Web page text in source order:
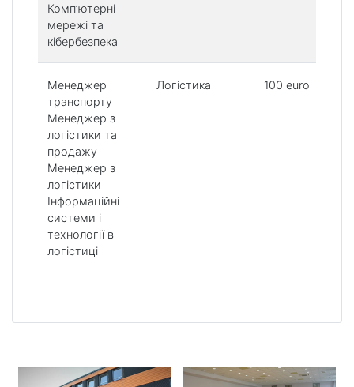
Комп’ютерні
мережі та
кібербезпека
Менеджер
транспорту
Менеджер з
логістики та
продажу
Менеджер з
логістики
Інформаційні
системи і
технології в
логістиці
Логістика 100 euro